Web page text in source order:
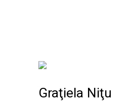
Graţiela Niţu